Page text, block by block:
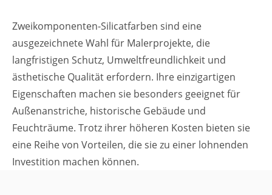
Zweikomponenten-Silicatfarben sind eine
ausgezeichnete Wahl für Malerprojekte, die
langfristigen Schutz, Umweltfreundlichkeit und
ästhetische Qualität erfordern. Ihre einzigartigen
Eigenschaften machen sie besonders geeignet für
Außenanstriche, historische Gebäude und
Feuchträume. Trotz ihrer höheren Kosten bieten sie
eine Reihe von Vorteilen, die sie zu einer lohnenden
Investition machen können.